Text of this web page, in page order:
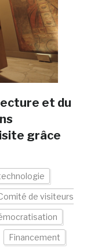
et du
grâce
de visiteurs
Financement